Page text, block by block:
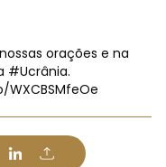
orações e na
#Ucrânia.